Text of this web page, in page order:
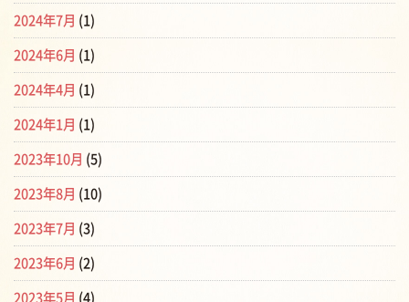
2024年7月 (1)
2024年6月 (1)
2024年4月 (1)
2024年1月 (1)
2023年10月 (5)
2023年8月 (10)
2023年7月 (3)
2023年6月 (2)
2023年5月 (4)